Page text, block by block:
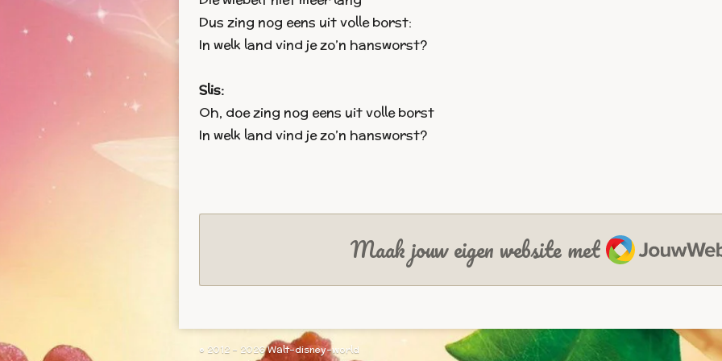
Dus zing nog eens uit volle borst:
In welk land vind je zo’n hansworst?
Slis:
Oh, doe zing nog eens uit volle borst
In welk land vind je zo’n hansworst?
Maak jouw eigen website metJouwWeb
© 2012 - 2026 Walt-disney-world